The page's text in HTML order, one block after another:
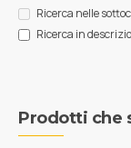
Ricerca nelle
Ricerca in
Prodotti che